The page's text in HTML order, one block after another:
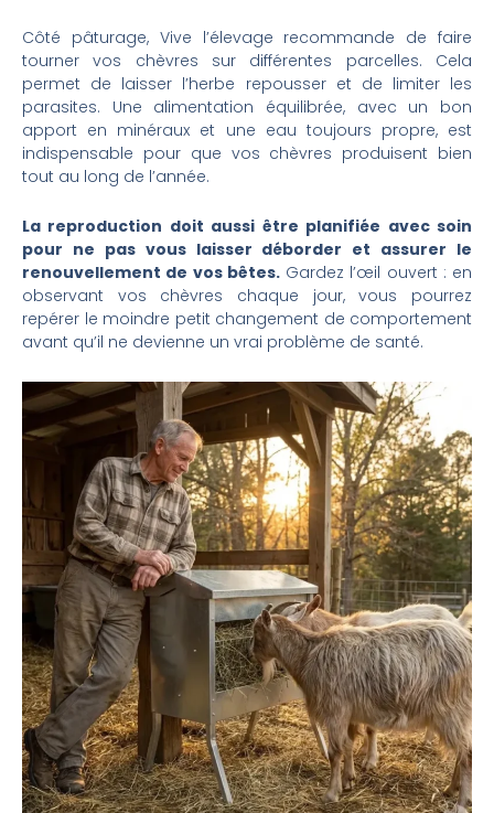
Côté pâturage, Vive l’élevage recommande de faire
tourner vos chèvres sur différentes parcelles. Cela
permet de laisser l’herbe repousser et de limiter les
parasites. Une alimentation équilibrée, avec un bon
apport en minéraux et une eau toujours propre, est
indispensable pour que vos chèvres produisent bien
tout au long de l’année.
La reproduction doit aussi être planifiée avec soin
pour ne pas vous laisser déborder et assurer le
renouvellement de vos bêtes.Gardez l’œil ouvert : en
observant vos chèvres chaque jour, vous pourrez
repérer le moindre petit changement de comportement
avant qu’il ne devienne un vrai problème de santé.